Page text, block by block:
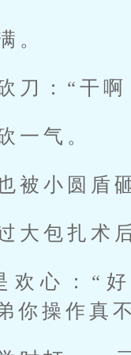
。
刀：“干啊
一气。
被小圆盾
大包扎术
欢心：“
你操作真